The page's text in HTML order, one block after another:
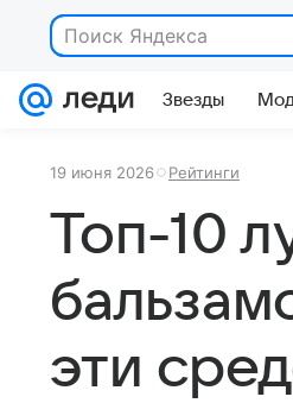
Поиск Яндекса
Звезды
19 июня 2026 Рейтинги
Топ-10
эти